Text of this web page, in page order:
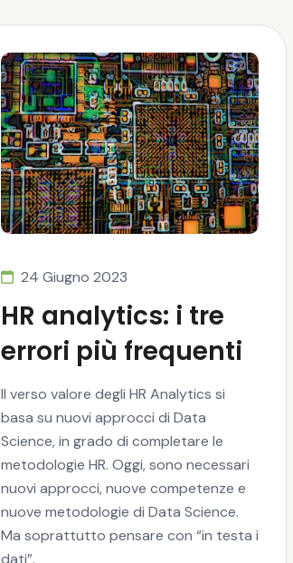
24 Giugno 2023
HR analytics: i tre
errori più frequenti
Il verso valore degli HR Analytics si
basa su nuovi approcci di Data
Science, in grado di completare le
metodologie HR. Oggi, sono necessari
nuovi approcci, nuove competenze e
nuove metodologie di Data Science.
Ma soprattutto pensare con “in testa i
dati”.